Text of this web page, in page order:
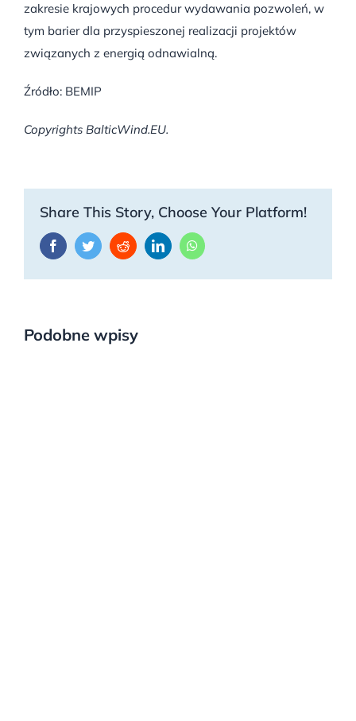
zakresie krajowych procedur wydawania pozwoleń, w
tym barier dla przyspieszonej realizacji projektów
związanych z energią odnawialną.
Źródło: BEMIP
Copyrights BalticWind.EU.
Share This Story, Choose Your Platform!
FacebookTwitterRedditLinkedInWhatsApp
Podobne wpisy